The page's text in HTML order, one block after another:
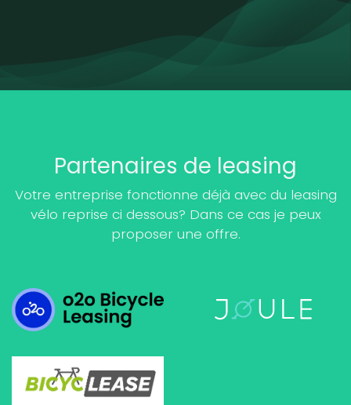
Partenaires de leasing
Votre entreprise fonctionne déjà avec du leasing
vélo reprise ci dessous? Dans ce cas je peux
proposer une offre.